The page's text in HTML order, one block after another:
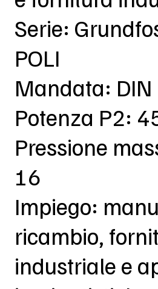
Serie:
POLI
Mandata:
Potenza P2:
Pressione
16
Impiego:
ricambio,
industriale e